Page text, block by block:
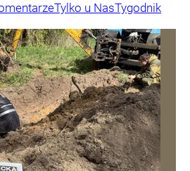
Tylko u NasTygodnik